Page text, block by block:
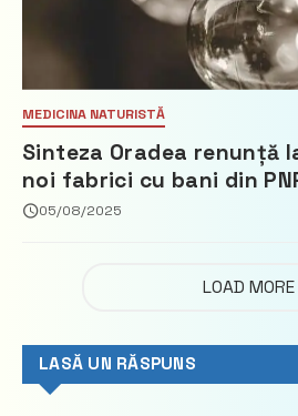
MEDICINA NATURISTĂ
Sinteza Oradea renunță
noi fabrici cu bani din
demisionează – Profit.ro
05/08/2025
LOAD MORE
LASĂ UN RĂSPUNS